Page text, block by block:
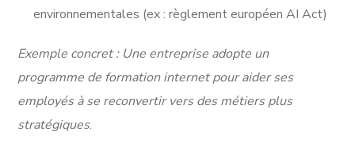
environnementales (ex : règlement européen AI Act)
Exemple concret : Une entreprise adopte un
programme de formation internet pour aider ses
employés à se reconvertir vers des métiers plus
stratégiques.